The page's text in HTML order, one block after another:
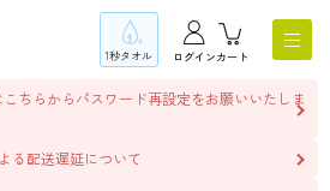
1秒タオル ログインカート
こちらからパスワード再設定をお願いいたしま
る配送遅延について